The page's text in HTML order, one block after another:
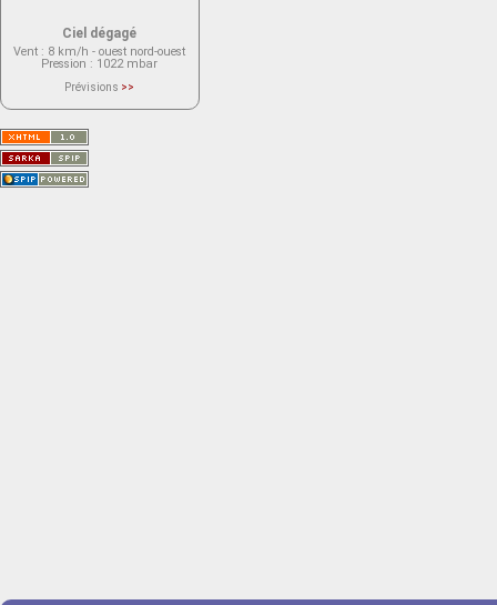
Ciel dégagé
Vent : 8 km/h - ouest nord-ouest
Pression : 1022 mbar
Prévisions >>
actuellement aucune prévision
Saint-Nom.
Veuillez consulter le message du
service ci-dessous.
(401 - Invalid API key. Please see
https://openweathermap.org/faq#error401